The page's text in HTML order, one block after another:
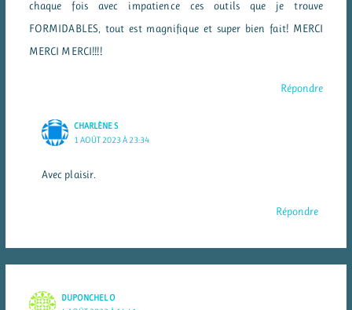
chaque fois avec impatience ces outils que je trouve
FORMIDABLES, tout est magnifique et super bien fait! MERCI
MERCI MERCI!!!!
Répondre
CHARLÈNE S
1 AOÛT 2023 À 23:34
Avec plaisir.
Répondre
DUPONCHEL O